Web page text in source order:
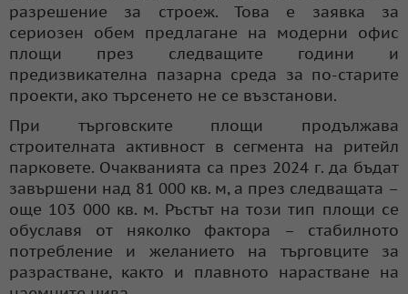
разрешение за строеж. Това е заявка за
сериозен обем предлагане на модерни офис
площи през следващите години и
предизвикателна пазарна среда за по-старите
проекти, ако търсенето не се възстанови.
При търговските площи продължава
строителната активност в сегмента на ритейл
парковете. Очакванията са през 2024 г. да бъдат
завършени над 81 000 кв. м, а през следващата –
още 103 000 кв. м. Ръстът на този тип площи се
обуславя от няколко фактора – стабилното
потребление и желанието на търговците за
разрастване, както и плавното нарастване на